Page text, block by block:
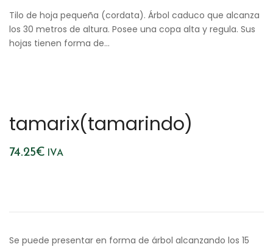
Tilo de hoja pequeña (cordata). Árbol caduco que alcanza
los 30 metros de altura. Posee una copa alta y regula. Sus
hojas tienen forma de…
tamarix(tamarindo)
74.25€ IVA
Se puede presentar en forma de árbol alcanzando los 15